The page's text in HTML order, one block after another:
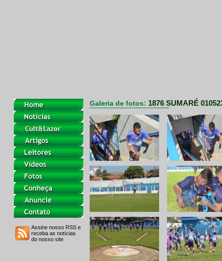
Assine nosso RSS e
receba as notícias
do nosso site
Galeria de fotos: 1876 SUMARÉ